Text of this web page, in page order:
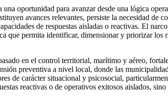
oportunidad para avanzar desde una lógica
avances relevantes, persiste la necesidad de
de respuestas aisladas o reactivas. El
que permita identificar, dimensionar y priorizar los
en el control territorial, marítimo y aéreo,
preventiva a nivel local, donde las
de carácter situacional y psicosocial,
reactivas o de operativos exitosos aislados,